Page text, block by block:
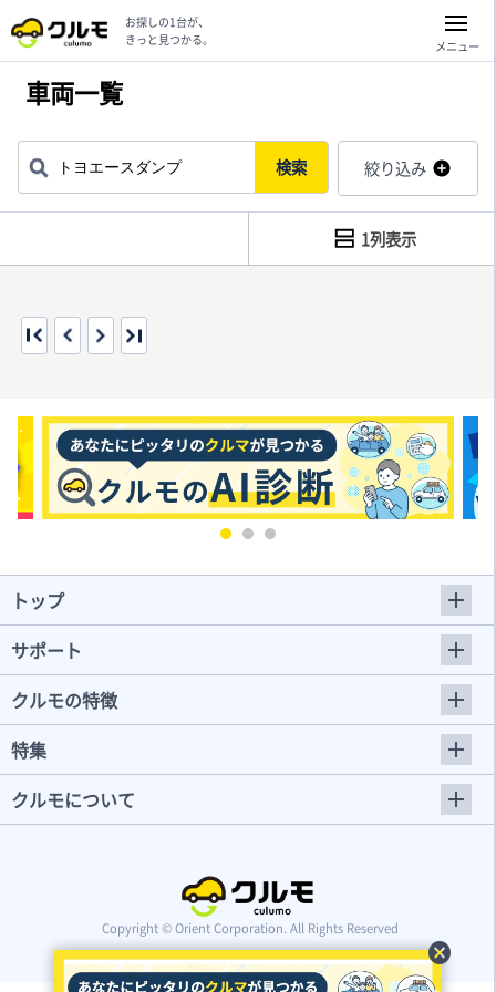
cancel
お探しの1台が、
きっと見つかる。
メニュー
車両一覧
検索 絞り込み
1列表示
トップ
サポート
クルモの特徴
特集
クルモについて
Copyright © Orient Corporation. All Rights Reserved